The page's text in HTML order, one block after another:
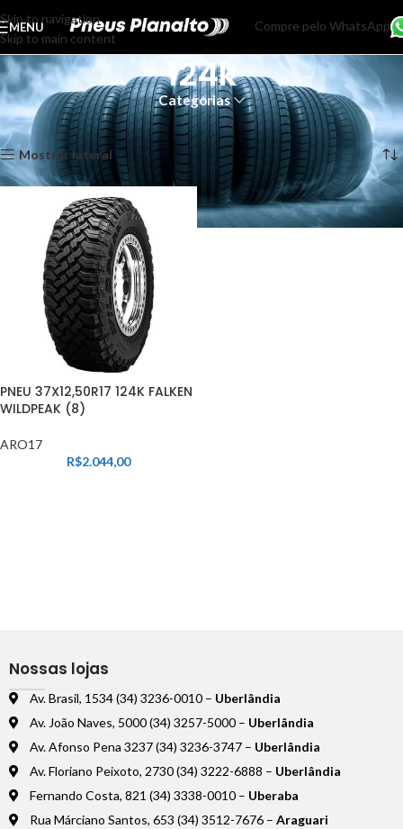
Skip to navigation
Skip to main content
MENU Compre pelo WhatsApp
124k
Categorias
Início Produtos marcados com a tag “124k” Exibindo um único resultado
Mostrar lateral
PNEU 37X12,50R17 124K FALKEN
WILDPEAK (8)
ARO17
R$2.044,00
Nossas lojas
Av. Brasil, 1534 (34) 3236-0010 – Uberlândia
Av. João Naves, 5000 (34) 3257-5000 – Uberlândia
Av. Afonso Pena 3237 (34) 3236-3747 – Uberlândia
Av. Floriano Peixoto, 2730 (34) 3222-6888 – Uberlândia
Fernando Costa, 821 (34) 3338-0010 – Uberaba
Rua Márciano Santos, 653 (34) 3512-7676 – Araguari